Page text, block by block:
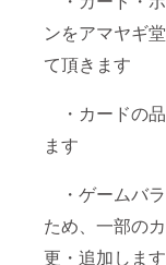
ンをアマヤギ
て頂きます
・カードの
ます
・ゲームバ
ため、一部の
更・追加します